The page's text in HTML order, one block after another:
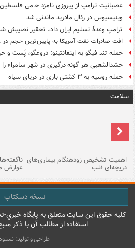
عصبانیت ترامپ از پیروزی نامزد حامی
وینیسیوس در رئال مادرید ماندنی شد
ترامپ وعدۀ تسلیم ایران داد، تحقیر نصیبش
افت صادرات نفت آمریکا به پایین‌ترین حجم در ۸ ماه اخیر
حمله تند فیگو به اینفانتینو: دروغگو، پَست‌ و
حشدالشعبی هر گونه درگیری در شهر سامراء
حمله روسیه به ۳ کشتی باری در دریای سیاه
سلامت
اهمیت تشخیص زودهنگام بیماری‌های
دریچه‌ای قلب عوارض
نسخه دسکتاپ
کليه حقوق اين سايت متعلق به پایگاه
استفاده از مطالب آن با ذکر
طراحی و تولید: نستوه